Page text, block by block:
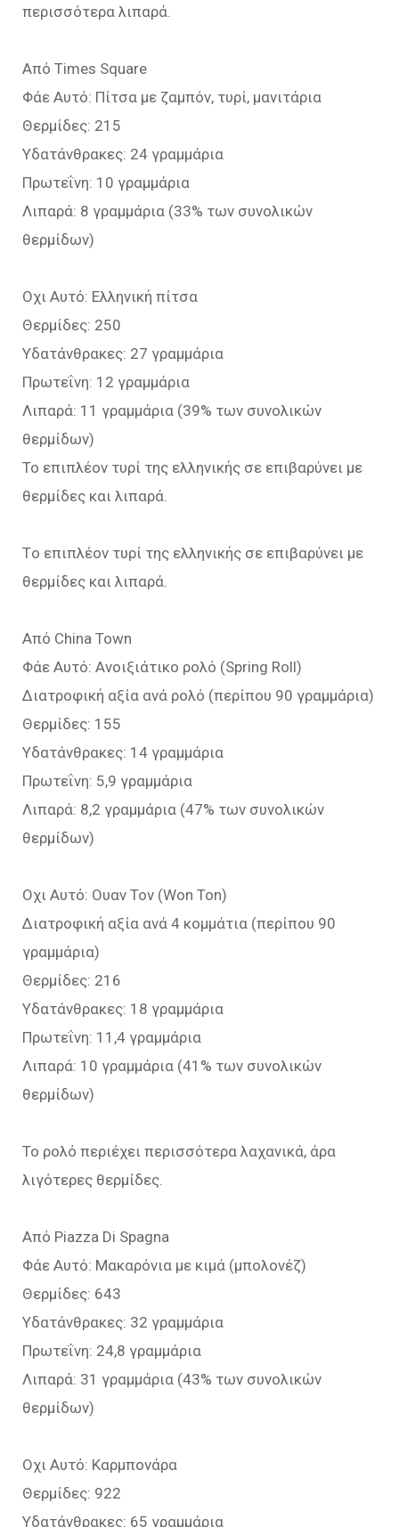
περισσότερα λιπαρά.
Από Times Square
Φάε Αυτό: Πίτσα με ζαμπόν, τυρί, μανιτάρια
Θερμίδες: 215
Υδατάνθρακες: 24 γραμμάρια
Πρωτεΐνη: 10 γραμμάρια
Λιπαρά: 8 γραμμάρια (33% των συνολικών
θερμίδων)
Οχι Αυτό: Ελληνική πίτσα
Θερμίδες: 250
Υδατάνθρακες: 27 γραμμάρια
Πρωτεΐνη: 12 γραμμάρια
Λιπαρά: 11 γραμμάρια (39% των συνολικών
θερμίδων)
Το επιπλέον τυρί της ελληνικής σε επιβαρύνει με
θερμίδες και λιπαρά.
Tο επιπλέον τυρί της ελληνικής σε επιβαρύνει με
θερμίδες και λιπαρά.
Από China Town
Φάε Αυτό: Ανοιξιάτικο ρολό (Spring Roll)
Διατροφική αξία ανά ρολό (περίπου 90 γραμμάρια)
Θερμίδες: 155
Υδατάνθρακες: 14 γραμμάρια
Πρωτεΐνη: 5,9 γραμμάρια
Λιπαρά: 8,2 γραμμάρια (47% των συνολικών
θερμίδων)
Οχι Αυτό: Ουαν Τον (Won Ton)
Διατροφική αξία ανά 4 κομμάτια (περίπου 90
γραμμάρια)
Θερμίδες: 216
Υδατάνθρακες: 18 γραμμάρια
Πρωτεΐνη: 11,4 γραμμάρια
Λιπαρά: 10 γραμμάρια (41% των συνολικών
θερμίδων)
Το ρολό περιέχει περισσότερα λαχανικά, άρα
λιγότερες θερμίδες.
Από Piazza Di Spagna
Φάε Αυτό: Μακαρόνια με κιμά (μπολονέζ)
Θερμίδες: 643
Υδατάνθρακες: 32 γραμμάρια
Πρωτεΐνη: 24,8 γραμμάρια
Λιπαρά: 31 γραμμάρια (43% των συνολικών
θερμίδων)
Οχι Αυτό: Καρμπονάρα
Θερμίδες: 922
Υδατάνθρακες: 65 γραμμάρια